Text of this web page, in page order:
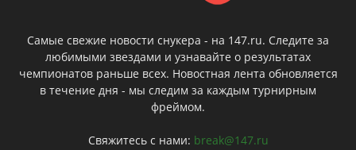
Самые свежие новости снукера - на 147.ru. Следите за
любимыми звездами и узнавайте о результатах
чемпионатов раньше всех. Новостная лента обновляется
в течение дня - мы следим за каждым турнирным
фреймом.
Свяжитесь с нами: break@147.ru